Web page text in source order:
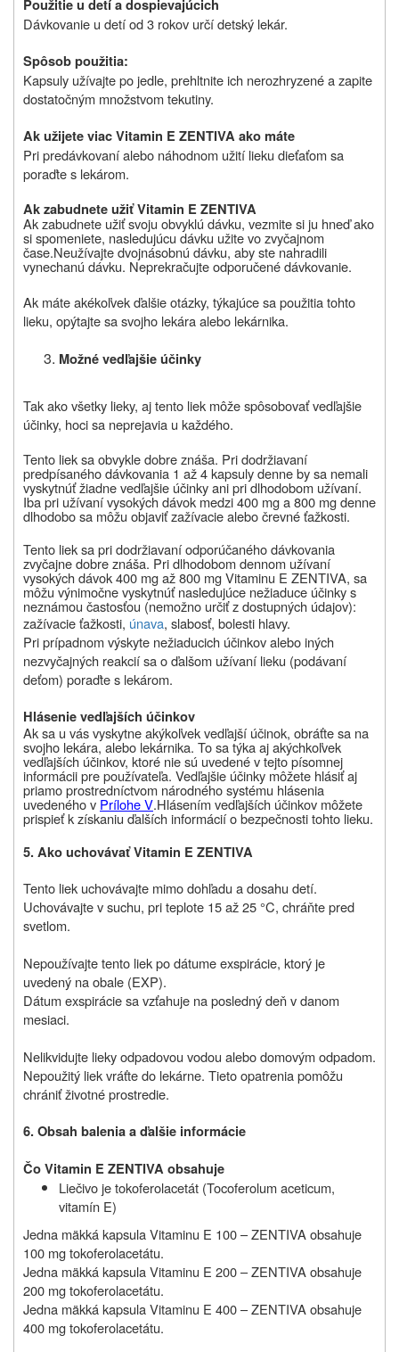
Použitie u detí a dospievajúcich
Dávkovanie u detí od 3 rokov určí detský lekár.
Spôsob použitia:
Kapsuly užívajte po jedle, prehltnite ich nerozhryzené a zapite
dostatočným množstvom tekutiny.
Ak užijete viac Vitamin E ZENTIVA ako máte
Pri predávkovaní alebo náhodnom užití lieku dieťaťom sa
poraďte s lekárom.
Ak zabudnete užiťVitamin E ZENTIVA
Ak zabudnete užiť svoju obvyklú dávku, vezmite si ju hneď ako
si spomeniete, nasledujúcu dávku užite vo zvyčajnom
čase.Neužívajte dvojnásobnú dávku, aby ste nahradili
vynechanú dávku. Neprekračujte odporučené dávkovanie.
Ak máte akékoľvek ďalšie otázky, týkajúce sa použitia tohto
lieku, opýtajte sa svojho lekára alebo lekárnika.
Možné vedľajšie účinky
Tak ako všetky lieky, aj tento liek môže spôsobovať vedľajšie
účinky, hoci sa neprejavia u každého.
Tento liek sa obvykle dobre znáša. Pri dodržiavaní
predpísaného dávkovania 1 až 4 kapsuly denne by sa nemali
vyskytnúť žiadne vedľajšie účinky ani pri dlhodobom užívaní.
Iba pri užívaní vysokých dávok medzi 400 mg a 800 mg denne
dlhodobo sa môžu objaviť zažívacie alebo črevné ťažkosti.
Tento liek sa pri dodržiavaní odporúčaného dávkovania
zvyčajne dobre znáša. Pri dlhodobom dennom užívaní
vysokých dávok 400 mg až 800 mg Vitaminu E ZENTIVA, sa
môžu výnimočne vyskytnúť nasledujúce nežiaduce účinky s
neznámou častosťou (nemožno určiť z dostupných údajov):
zažívacie ťažkosti, únava, slabosť, bolesti hlavy.
Pri prípadnom výskyte nežiaducich účinkov alebo iných
nezvyčajných reakcií sa o ďalšom užívaní lieku (podávaní
deťom) poraďte s lekárom.
Hlásenie vedľajších účinkov
Ak sa u vás vyskytne akýkoľvek vedľajší účinok, obráťte sa na
svojho lekára, alebo lekárnika. To sa týka aj akýchkoľvek
vedľajších účinkov, ktoré nie sú uvedené v tejto písomnej
informácii pre používateľa. Vedľajšie účinky môžete hlásiť aj
priamo prostredníctvom národného systému hlásenia
uvedeného v Prílohe V.Hlásením vedľajších účinkov môžete
prispieť k získaniu ďalších informácií o bezpečnosti tohto lieku.
5.Ako uchovávať Vitamin E ZENTIVA
Tento liek uchovávajte mimo dohľadu a dosahu detí.
Uchovávajte v suchu, pri teplote 15 až 25 °C, chráňte pred
svetlom.
Nepoužívajte tento liek po dátume exspirácie, ktorý je
uvedený na obale (EXP).
Dátum exspirácie sa vzťahuje na posledný deň v danom
mesiaci.
Nelikvidujte lieky odpadovou vodou alebo domovým odpadom.
Nepoužitý liek vráťte do lekárne. Tieto opatrenia pomôžu
chrániť životné prostredie.
6. Obsah balenia a ďalšie informácie
Čo Vitamin E ZENTIVA obsahuje
Liečivo je tokoferolacetát (Tocoferolum aceticum,
vitamín E)
Jedna mäkká kapsula Vitaminu E 100 – ZENTIVA obsahuje
100 mg tokoferolacetátu.
Jedna mäkká kapsula Vitaminu E 200 – ZENTIVA obsahuje
200 mg tokoferolacetátu.
Jedna mäkká kapsula Vitaminu E 400 – ZENTIVA obsahuje
400 mg tokoferolacetátu.